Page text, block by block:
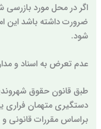
اگر در محل مورد
ضرورت داشته باشد این
شود.
عدم تعرض به اسناد و
طبق قانون حقوق
دستگیری متهمان فراری
براساس مقررات قانونی